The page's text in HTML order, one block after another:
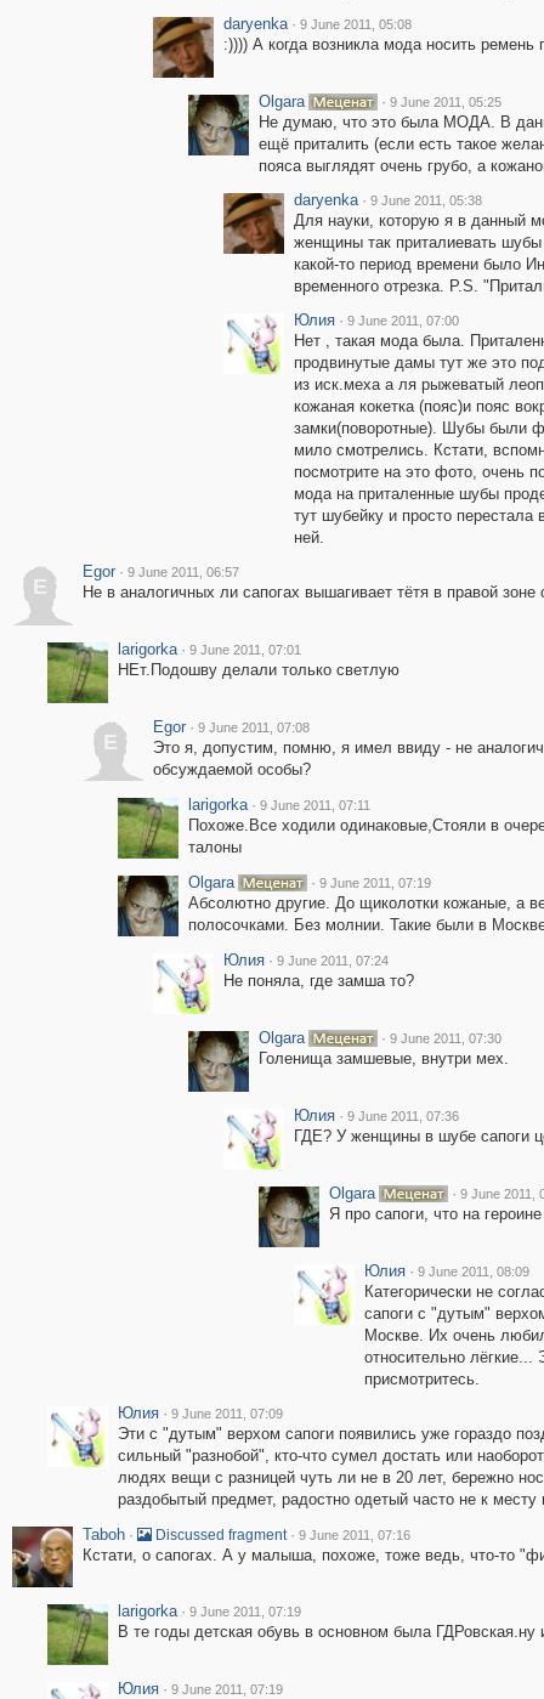
daryenka · 9 June 2011, 05:08
:)))) А когда возникла мода носить ремень
Olgara · 9 June 2011, 05:25
Не думаю, что это была МОДА. В
ещё приталить (если есть такое
пояса выглядят очень грубо, а
daryenka · 9 June 2011, 05:38
Для науки, которую я в данный
женщины так приталиевать
какой-то период времени было
временного отрезка. P.S.
Юлия · 9 June 2011, 07:00
Нет , такая мода была.
продвинутые дамы тут же это
из иск.меха а ля рыжеватый
кожаная кокетка (пояс)и пояс
замки(поворотные). Шубы были
мило смотрелись. Кстати,
посмотрите на это фото, очень
мода на приталенные шубы
тут шубейку и просто
ней.
E
Egor · 9 June 2011, 06:57
Не в аналогичных ли сапогах вышагивает тётя в правой зоне
larigorka · 9 June 2011, 07:01
НЕт.Подошву делали только светлую
E
Egor · 9 June 2011, 07:08
Это я, допустим, помню, я имел ввиду - не
обсуждаемой особы?
larigorka · 9 June 2011, 07:11
Похоже.Все ходили одинаковые,Стояли в
талоны
Olgara
· 9 June 2011, 07:19
Абсолютно другие. До щиколотки кожаные, а
полосочками. Без молнии. Такие были в
Юлия · 9 June 2011, 07:24
Не поняла, где замша то?
Olgara · 9 June 2011, 07:30
Голенища замшевые, внутри мех.
Юлия · 9 June 2011, 07:36
ГДЕ? У женщины в шубе сапоги
Olgara · 9 June 2011,
Я про сапоги, что на
Юлия · 9 June 2011, 08:09
Категорически не
сапоги с "дутым"
Москве. Их очень
относительно
присмотритесь.
Юлия · 9 June 2011, 07:09
Эти с "дутым" верхом сапоги появились уже гораздо
сильный "разнобой", кто-что сумел достать или
людях вещи с разницей чуть ли не в 20 лет, бережно
раздобытый предмет, радостно одетый часто не к
Taboh · Discussed fragment · 9 June 2011, 07:16
Кстати, о сапогах. А у малыша, похоже, тоже ведь, что-то
larigorka · 9 June 2011, 07:19
В те годы детская обувь в основном была
Юлия · 9 June 2011, 07:19